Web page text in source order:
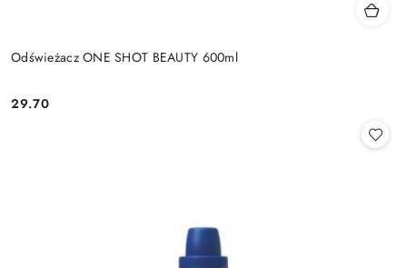
Odświeżacz ONE SHOT BEAUTY 600ml
Cena:
29.70